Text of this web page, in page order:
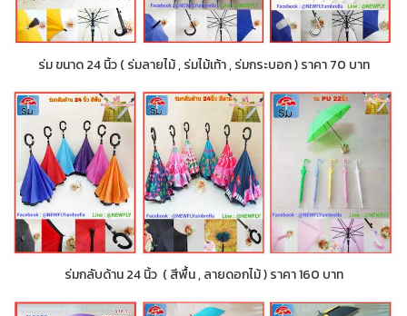
ร่ม ขนาด 24 นิ้ว ( ร่มลายไม้ , ร่มไม้เท้า , ร่มกระบอก ) ราคา 70 บาท
ร่มกลับด้าน 24 นิ้ว ( สีพื้น , ลายดอกไม้ ) ราคา 160 บาท